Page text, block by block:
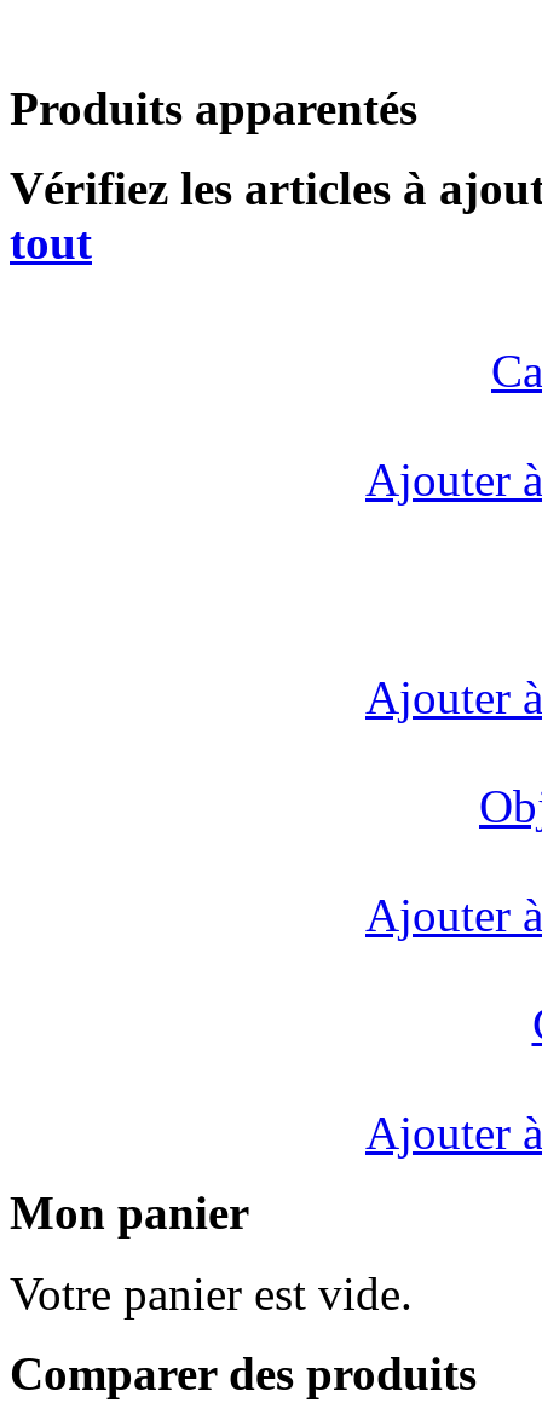
Produits apparentés
Vérifiez les articles à
tout
Ajouter
Ajouter
Ajouter
Ajouter
Mon panier
Votre panier est vide.
Comparer des produits